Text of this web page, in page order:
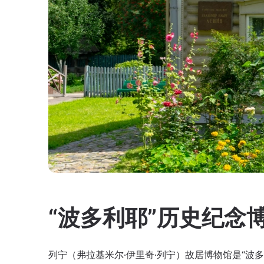
“波多利耶”历史纪念
列宁（弗拉基米尔·伊里奇·列宁）故居博物馆是“